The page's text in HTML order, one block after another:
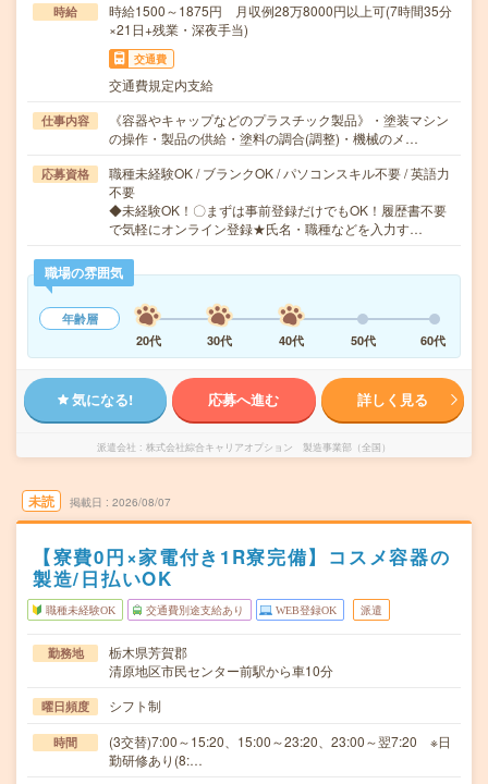
時給
時給1500～1875円 月収例28万8000円以上可(7時間35分
×21日+残業・深夜手当)
交通費
交通費規定内支給
仕事内容
《容器やキャップなどのプラスチック製品》・塗装マシン
の操作・製品の供給・塗料の調合(調整)・機械のメ…
応募資格
職種未経験OK / ブランクOK / パソコンスキル不要 / 英語力
不要
◆未経験OK！〇まずは事前登録だけでもOK！履歴書不要
で気軽にオンライン登録★氏名・職種などを入力す…
職場の雰囲気
年齢層
20代
30代 40代 50代 60代
気になる! 応募へ進む 詳しく見る
派遣会社 株式会社綜合キャリアオプション 製造事業部（全国）
未読 掲載日 2026/08/07
【寮費0円×家電付き1R寮完備】コスメ容器の
製造/日払いOK
職種未経験OK 交通費別途支給あり WEB登録OK 派遣
勤務地
栃木県芳賀郡
清原地区市民センター前駅から車10分
曜日頻度 シフト制
時間
(3交替)7:00～15:20、15:00～23:20、23:00～翌7:20 ※日
勤研修あり(8:…